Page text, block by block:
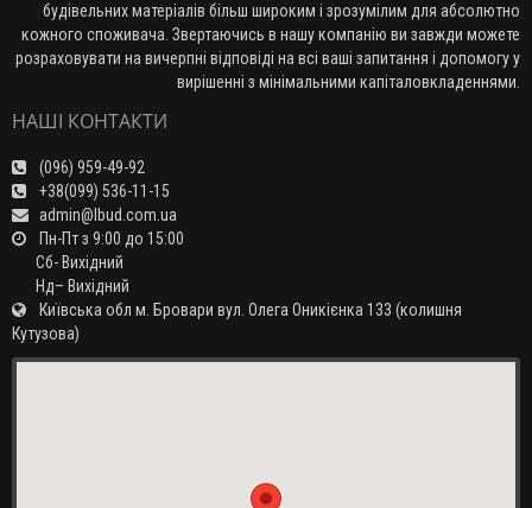
будівельних матеріалів більш широким і зрозумілим для абсолютно
кожного споживача. Звертаючись в нашу компанію ви завжди можете
розраховувати на вичерпні відповіді на всі ваші запитання і допомогу у
вирішенні з мінімальними капіталовкладеннями.
НАШІ КОНТАКТИ
(096) 959-49-92
+38(099) 536-11-15
admin@lbud.com.ua
Пн-Пт з 9:00 до 15:00
Сб- Вихідний
Нд– Вихідний
Київська обл м. Бровари вул. Олега Оникієнка 133 (колишня
Кутузова)